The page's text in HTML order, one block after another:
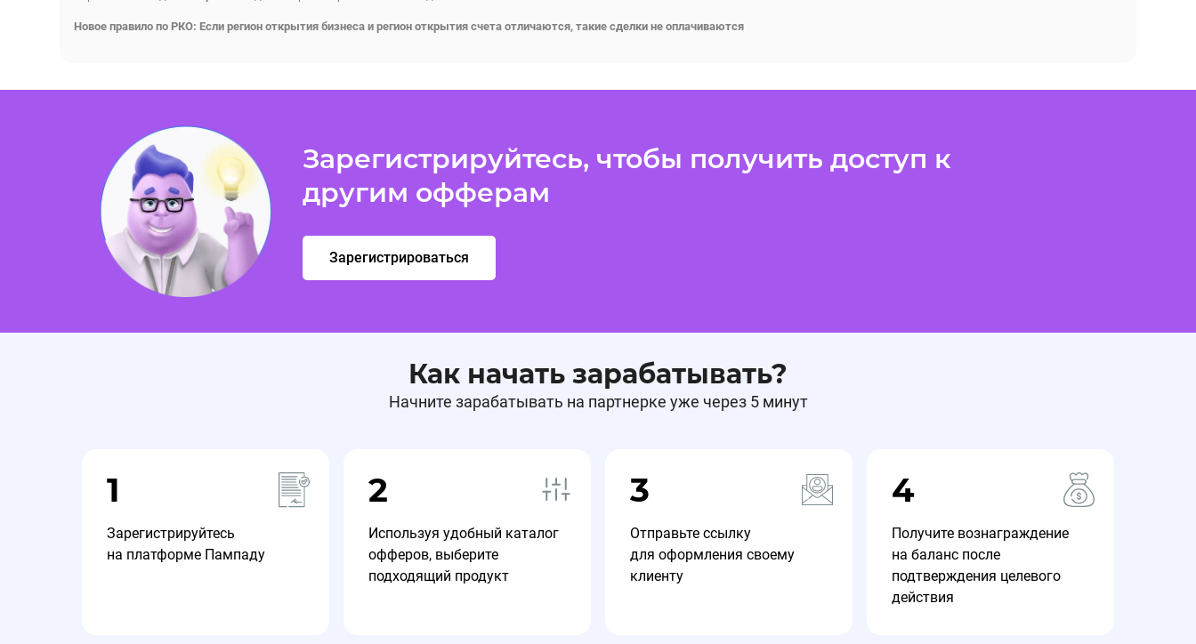
Новое правило по РКО: Если регион открытия бизнеса и регион открытия счета отличаются, такие сделки не оплачиваются
Зарегистрируйтесь, чтобы получить доступ к
другим офферам
Зарегистрироваться
Как начать зарабатывать?
Начните зарабатывать на партнерке уже через 5 минут
1
Зарегистрируйтесь
на платформе Пампаду
2
Используя удобный каталог
офферов, выберите
подходящий продукт
3
Отправьте ссылку
для оформления своему
клиенту
4
Получите вознаграждение
на баланс после
подтверждения целевого
действия